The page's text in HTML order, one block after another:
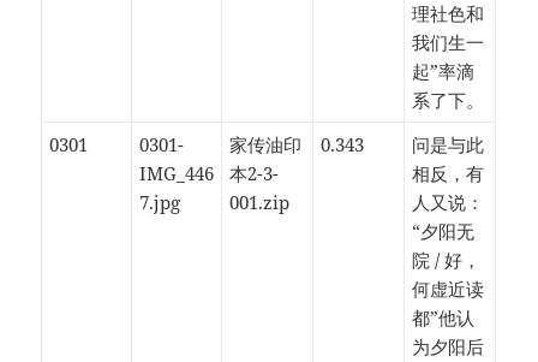
理社色和
我们生一
起”率滴
系了下。
0301
0301-
IMG_446
7.jpg
家传油印
本2-3-
001.zip
0.343
问是与此
相反，有
人又说：
“夕阳无
院 / 好，
何虚近读
都”他认
为夕阳后